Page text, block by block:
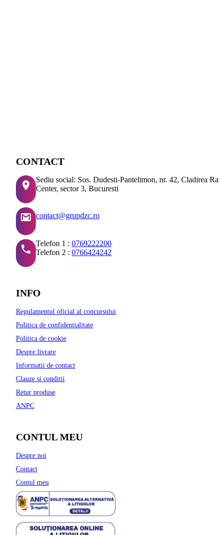
CONTACT
Sediu social: Sos. Dudesti-Pantelimon, nr. 42, Cladirea
Center, sector 3, Bucuresti
contact@grupdzc.ro
Telefon 1 : 0769222200
Telefon 2 : 0766424242
INFO
Regulamentul oficial al concursului
Politica de confidentialitate
Politica de cookie
Despre livrare
Informatii de contact
Clauze si conditii
Retur produse
ANPC
CONTUL MEU
Despre noi
Contact
Contul meu